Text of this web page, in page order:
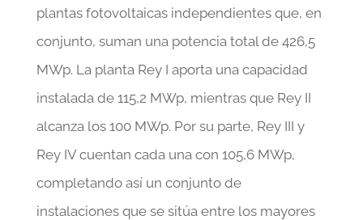
plantas fotovoltaicas independientes que, en
conjunto, suman una potencia total de 426,5
MWp. La planta Rey I aporta una capacidad
instalada de 115,2 MWp, mientras que Rey II
alcanza los 100 MWp. Por su parte, Rey III y
Rey IV cuentan cada una con 105,6 MWp,
completando así un conjunto de
instalaciones que se sitúa entre los mayores